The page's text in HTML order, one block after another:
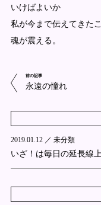
いけばよいか
私が今まで伝えてきた
魂が震える。
前の記事
永遠の憧れ
2019.01.12 ／ 未分類
いざ！は毎日の延長線